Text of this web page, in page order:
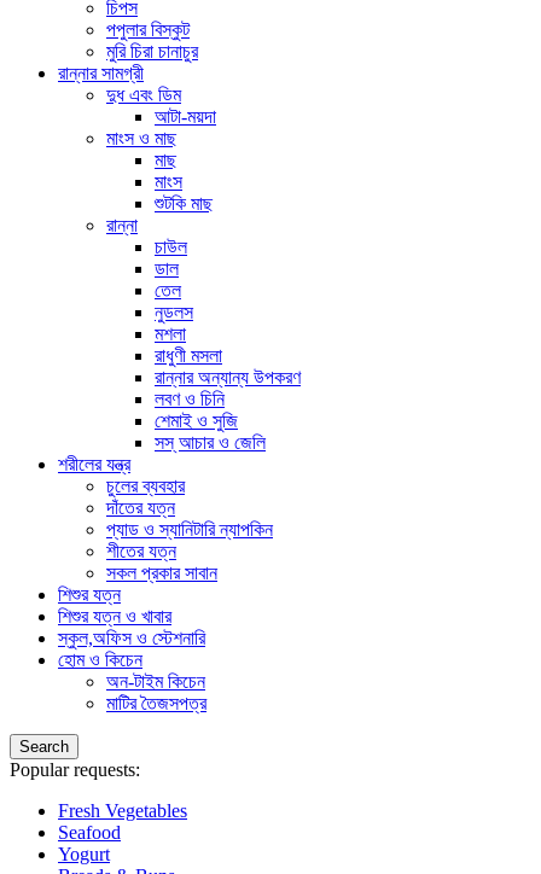
চিপস
পপুলার বিস্কুট
মুরি চিরা চানাচুর
রান্নার সামগ্রী
দুধ এবং ডিম
আটা-ময়দা
মাংস ও মাছ
মাছ
মাংস
শুটকি মাছ
রান্না
চাউল
ডাল
তেল
নুডলস
মশলা
রাধুণী মসলা
রান্নার অন্যান্য উপকরণ
লবণ ও চিনি
শেমাই ও সুজি
সস্ আচার ও জেলি
শরীলের যন্ত্র
চুলের ব্যবহার
দাঁতের যত্ন
প্যাড ও স্যানিটারি ন্যাপকিন
শীতের যত্ন
সকল প্রকার সাবান
শিশুর যত্ন
শিশুর যত্ন ও খাবার
স্কুল,অফিস ও স্টেশনারি
হোম ও কিচেন
অন-টাইম কিচেন
মাটির তৈজসপত্র
Search
Popular requests:
Fresh Vegetables
Seafood
Yogurt